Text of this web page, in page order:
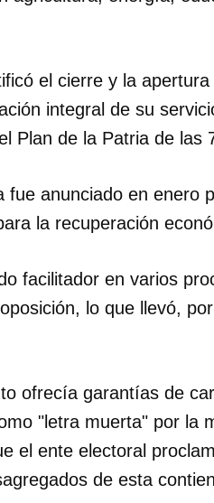
el cierre y la
integral de su
Plan de la Patria de las
fue anunciado en enero
la recuperación
facilitador en varios
lo que llevó,
ofrecía garantías de
"letra muerta" por la
el ente electoral
de esta